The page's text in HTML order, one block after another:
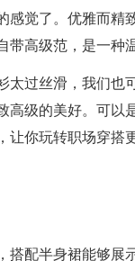
感觉了。优雅而精
带高级范，是一种
太过丝滑，我们也
高级的美好。可以
你玩转职场穿搭
搭配半身裙能够展